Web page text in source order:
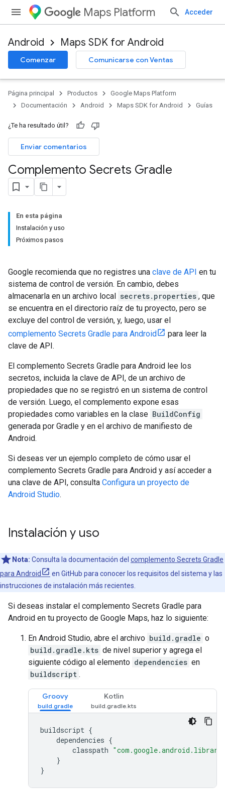
Maps Platform Acceder
Android Maps SDK for Android
Comenzar Comunicarse con Ventas
Página principal Productos
Google Maps Platform
Documentación
Android Maps SDK for Android Guías
¿Te ha resultado útil?
Enviar comentarios
Complemento Secrets Gradle
En esta página
Instalación y uso
Próximos pasos
Google recomienda que no registres una clave de API en tu
sistema de control de versión. En cambio, debes
almacenarla en un archivo local secrets.properties , que
se encuentra en el directorio raíz de tu proyecto, pero se
excluye del control de versión, y, luego, usar el
complemento Secrets Gradle para Android
para leer la
clave de API.
El complemento Secrets Gradle para Android lee los
secretos, incluida la clave de API, de un archivo de
propiedades que no se registró en un sistema de control
de versión. Luego, el complemento expone esas
propiedades como variables en la clase BuildConfig
generada por Gradle y en el archivo de manifiesto de
Android.
Si deseas ver un ejemplo completo de cómo usar el
complemento Secrets Gradle para Android y así acceder a
una clave de API, consulta Configura un proyecto de
Android Studio.
Instalación y uso
Nota: Consulta la documentación del complemento Secrets Gradle
para Android
en GitHub para conocer los requisitos del sistema y las
instrucciones de instalación más recientes.
Si deseas instalar el complemento Secrets Gradle para
Android en tu proyecto de Google Maps, haz lo siguiente:
En Android Studio, abre el archivo build.gradle o
build.gradle.kts de nivel superior y agrega el
siguiente código al elemento dependencies en
buildscript .
Groovy Kotlin
buildscript {
dependencies {
classpath
}
}